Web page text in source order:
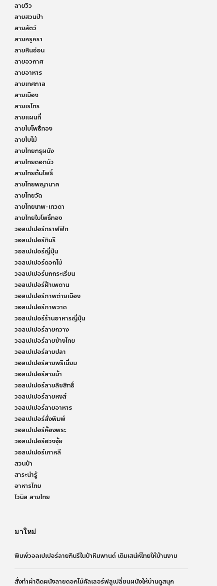
ลายวิว
ลายสวนป่า
ลายสัตว์
ลายหรูหรา
ลายหินอ่อน
ลายอวกาศ
ลายอาหาร
ลายเทศกาล
ลายเมือง
ลายเรโทร
ลายแผนที่
ลายใบโพธิ์ทอง
ลายใบไม้
ลายไทยกรุผนัง
ลายไทยดอกบัว
ลายไทยต้นโพธิ์
ลายไทยพญานาค
ลายไทยวัด
ลายไทยเทพ-เทวดา
ลายไทยใบโพธิ์ทอง
วอลเปเปอร์กราฟฟิก
วอลเปเปอร์กินรี
วอลเปเปอร์ญี่ปุ่น
วอลเปเปอร์ดอกไม้
วอลเปเปอร์นกกระเรียน
วอลเปเปอร์ฝ้าเพดาน
วอลเปเปอร์ภาพถ่ายเมือง
วอลเปเปอร์ภาพวาด
วอลเปเปอร์ร้านอาหารญี่ปุ่น
วอลเปเปอร์ลายกวาง
วอลเปเปอร์ลายข้างไทย
วอลเปเปอร์ลายปลา
วอลเปเปอร์ลายพรีเมี่ยม
วอลเปเปอร์ลายม้า
วอลเปเปอร์ลายลิขสิทธิ์
วอลเปเปอร์ลายหงส์
วอลเปเปอร์ลายอาหาร
วอลเปเปอร์สั่งพิมพ์
วอลเปเปอร์ห้องพระ
วอลเปเปอร์ฮวงจุ้ย
วอลเปเปอร์เกาหลี
สวนป่า
สาระน่ารู้
อาหารไทย
ไวนิล ลายไทย
มาใหม่
พิมพ์วอลเปเปอร์ลายกินรีในป่าหิมพานต์ เติมเสน่ห์ไทยให้บ้านงาม
สั่งทำผ้าติดผนังลายดอกไม้คัลเลอร์ฟลูเปลี่ยนผนังให้บ้านดูสนุก